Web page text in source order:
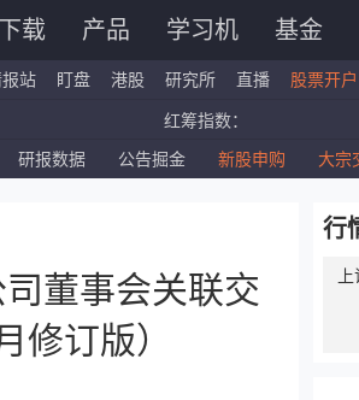
下载 产品 学习机 基金
站 盯盘 港股 研究所 直播 股票开户
红筹指数：
道琼斯ETF：
研报数据 公告掘金 新股申购 大宗
董事会关联交
修订版）
行